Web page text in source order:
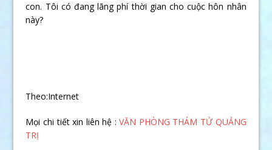
con. Tôi có đang lãng phí thời gian cho cuộc hôn nhân
này?
Theo:Internet
Mọi chi tiết xin liên hệ :VĂN PHÒNG THÁM TỬ QUẢNG
TRỊ